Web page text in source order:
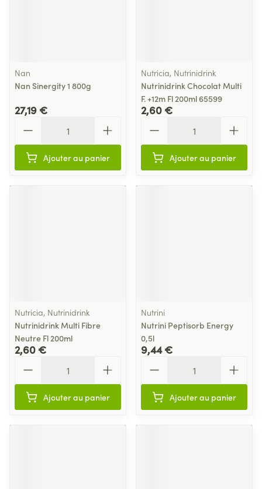
Nan
Nan Sinergity 1 800g
27,19 €
Ajouter au panier
Nutricia, Nutrinidrink
Nutrinidrink Chocolat Multi
F. +12m Fl 200ml 65599
2,60 €
Ajouter au panier
Nutricia, Nutrinidrink
Nutrinidrink Multi Fibre
Neutre Fl 200ml
2,60 €
Ajouter au panier
Nutrini
Nutrini Peptisorb Energy
0,5l
9,44 €
Ajouter au panier